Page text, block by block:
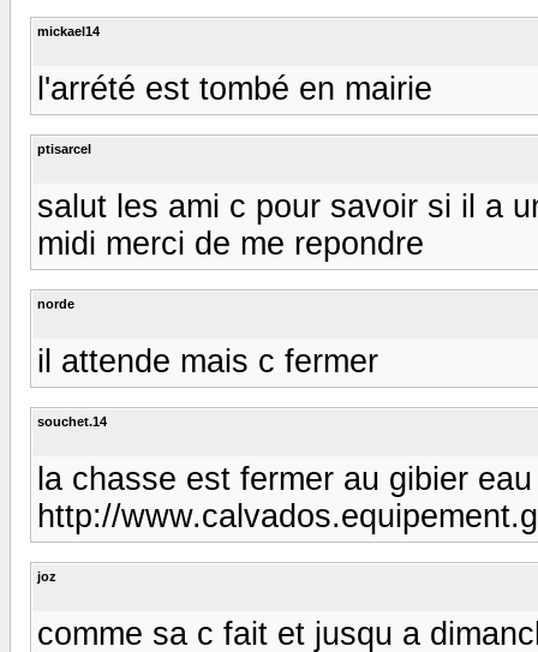
mickael14
l'arrété est tombé en mairie
ptisarcel
salut les ami c pour savoir si il a
midi merci de me repondre
norde
il attende mais c fermer
souchet.14
la chasse est fermer au gibier
http://
joz
comme sa c fait et jusqu a